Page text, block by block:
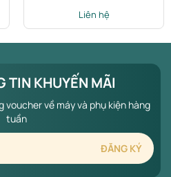
Liên hệ
TIN KHUYẾN MÃI
voucher về máy và phụ kiện hàng
tuần